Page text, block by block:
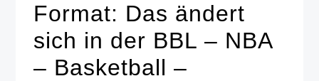
Format: Das ändert
sich in der BBL – NBA
– Basketball –